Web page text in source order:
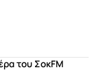
του ΣοκFM